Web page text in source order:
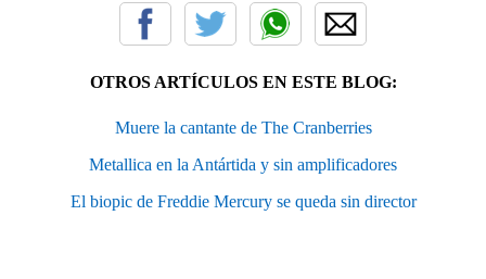
OTROS ARTÍCULOS EN ESTE BLOG:
Muere la cantante de The Cranberries
Metallica en la Antártida y sin amplificadores
El biopic de Freddie Mercury se queda sin director